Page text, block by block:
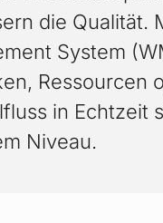
die Qualität.
System
Ressourcen
in Echtzeit
Niveau.